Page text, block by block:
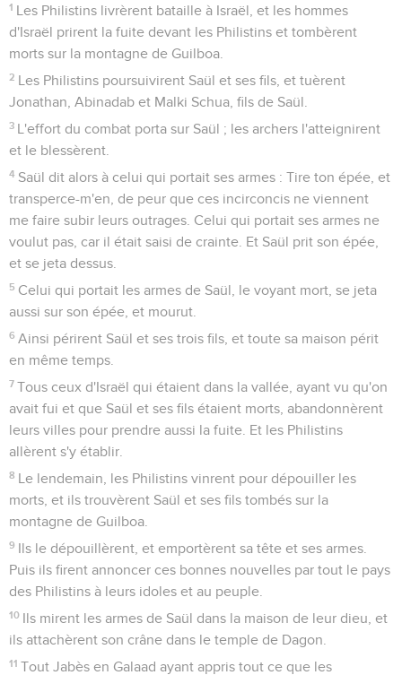
1 Les Philistins livrèrent bataille à Israël, et les hommes
d'Israël prirent la fuite devant les Philistins et tombèrent
morts sur la montagne de Guilboa.
2 Les Philistins poursuivirent Saül et ses fils, et tuèrent
Jonathan, Abinadab et Malki Schua, fils de Saül.
3 L'effort du combat porta sur Saül ; les archers l'atteignirent
et le blessèrent.
4 Saül dit alors à celui qui portait ses armes : Tire ton épée, et
transperce-m'en, de peur que ces incirconcis ne viennent
me faire subir leurs outrages. Celui qui portait ses armes ne
voulut pas, car il était saisi de crainte. Et Saül prit son épée,
et se jeta dessus.
5 Celui qui portait les armes de Saül, le voyant mort, se jeta
aussi sur son épée, et mourut.
6 Ainsi périrent Saül et ses trois fils, et toute sa maison périt
en même temps.
7 Tous ceux d'Israël qui étaient dans la vallée, ayant vu qu'on
avait fui et que Saül et ses fils étaient morts, abandonnèrent
leurs villes pour prendre aussi la fuite. Et les Philistins
allèrent s'y établir.
8 Le lendemain, les Philistins vinrent pour dépouiller les
morts, et ils trouvèrent Saül et ses fils tombés sur la
montagne de Guilboa.
9 Ils le dépouillèrent, et emportèrent sa tête et ses armes.
Puis ils firent annoncer ces bonnes nouvelles par tout le pays
des Philistins à leurs idoles et au peuple.
10 Ils mirent les armes de Saül dans la maison de leur dieu, et
ils attachèrent son crâne dans le temple de Dagon.
11 Tout Jabès en Galaad ayant appris tout ce que les